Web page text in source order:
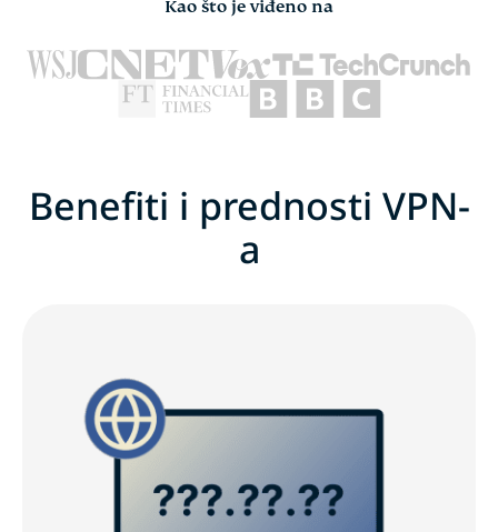
Kao što je viđeno na
Benefiti i prednosti VPN-
a